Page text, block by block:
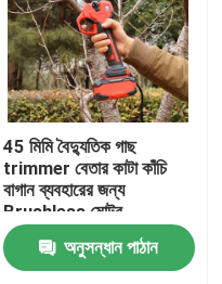
45 মিমি বৈদ্যুতিক গাছ
trimmer বেতার কাটা কাঁচি
বাগান ব্যবহারের জন্য
Brushless মোটর
অনুসন্ধান পাঠান